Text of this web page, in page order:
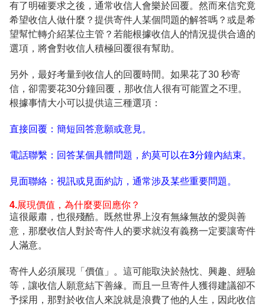
有了明確要求之後，通常收信人會樂於回覆。然而來信究竟
希望收信人做什麼？提供寄件人某個問題的解答嗎？或是希
望幫忙轉介紹某位主管？若能根據收信人的情況提供合適的
選項，將會對收信人積極回覆很有幫助。
另外，最好考量到收信人的回覆時間。如果花了30 秒寄
信，卻需要花30分鐘回覆，那收信人很有可能置之不理。
根據事情大小可以提供這三種選項：
直接回覆：簡短回答意願或意見。
電話聯繫：回答某個具體問題，約莫可以在3分鐘內結束。
見面聯絡：視訊或見面約訪，通常涉及某些重要問題。
4.展現價值，為什麼要回應你？
這很嚴肅，也很殘酷。既然世界上沒有無緣無故的愛與善
意，那麼收信人對於寄件人的要求就沒有義務一定要讓寄件
人滿意。
寄件人必須展現「價值」。這可能取決於熱忱、興趣、經驗
等，讓收信人願意結下善緣。而且一旦寄件人獲得建議卻不
予採用，那對於收信人來說就是浪費了他的人生，因此收信